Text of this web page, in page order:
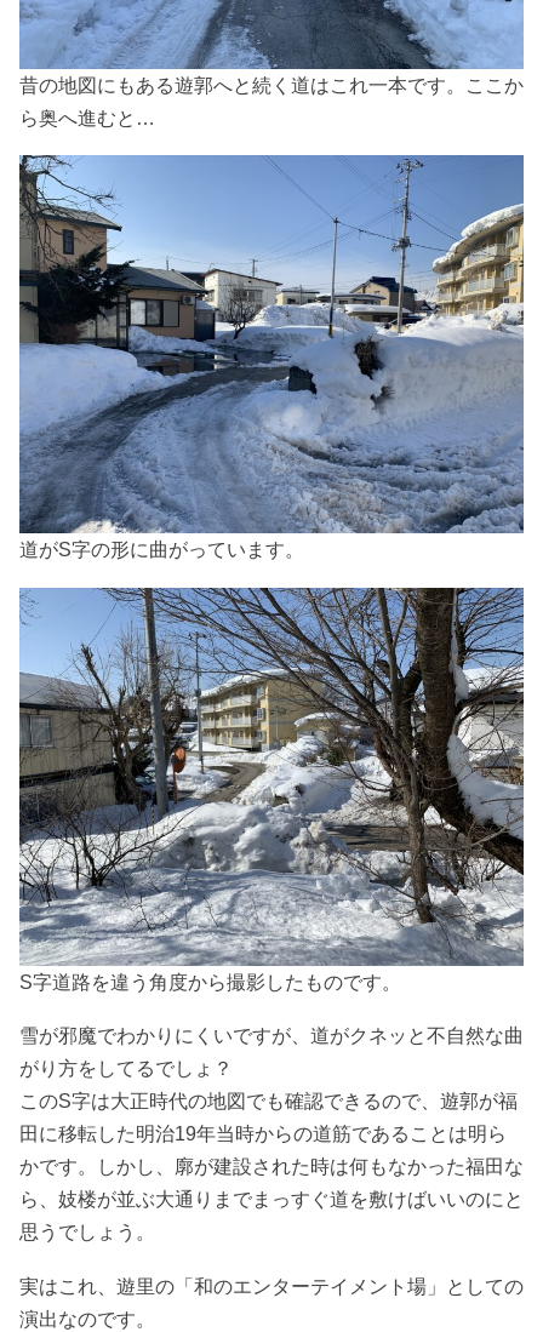
昔の地図にもある遊郭へと続く道はこれ一本です。ここか
ら奥へ進むと…
道がS字の形に曲がっています。
S字道路を違う角度から撮影したものです。
雪が邪魔でわかりにくいですが、道がクネッと不自然な曲
がり方をしてるでしょ？
このS字は大正時代の地図でも確認できるので、遊郭が福
田に移転した明治19年当時からの道筋であることは明ら
かです。しかし、廓が建設された時は何もなかった福田な
ら、妓楼が並ぶ大通りまでまっすぐ道を敷けばいいのにと
思うでしょう。
実はこれ、遊里の「和のエンターテイメント場」としての
演出なのです。